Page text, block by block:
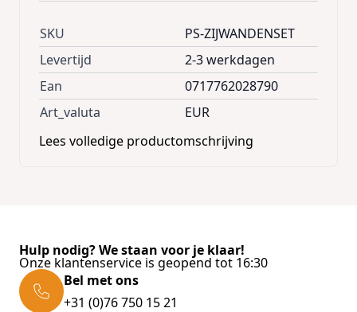
opbergen na gebruik.
Deze sets bevatten afh. van de
maat :
Alle zijwanden zijn
vervaardigd uit polyester 420D
SKU
PS-ZIJWANDENSET
Levertijd
2-3 werkdagen
Ean
0717762028790
Art_valuta
EUR
Lees volledige productomschrijving
Hulp nodig? We staan voor je klaar!
Onze klantenservice is geopend tot 16:30
Bel met ons
+31 (0)76 750 15 21